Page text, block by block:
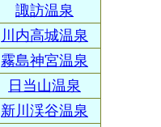
諏訪温泉
川内高城温泉
霧島神宮温泉
日当山温泉
新川渓谷温泉